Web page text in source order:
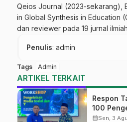
Qeios Journal (2023-sekarang),
in Global Synthesis in Education
dan reviewer pada 19 jurnal
Penulis: admin
Tags Admin
ARTIKEL TERKAIT
Respon
100
Sekolah
calendar_monthSen, 3